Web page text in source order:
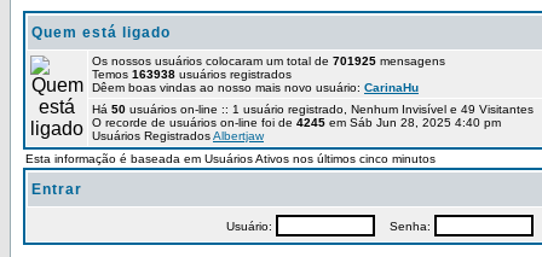
Quem está ligado
Os nossos usuários colocaram um total de 701925 mensagens
Temos 163938 usuários registrados
Dêem boas vindas ao nosso mais novo usuário: CarinaHu
Há 50 usuários on-line :: 1 usuário registrado, Nenhum Invisível e 49
O recorde de usuários on-line foi de 4245 em Sáb Jun 28, 2025 4:40 pm
Usuários RegistradosAlbertjaw
Esta informação é baseada em Usuários Ativos nos últimos cinco minutos
Entrar
Usuário: Senha: